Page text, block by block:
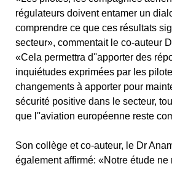
régulateurs doivent entamer un
comprendre ce que ces résultats
secteur», commentait le co-auteur
«Cela permettra d''apporter des
inquiétudes exprimées par les
changements à apporter pour
sécurité positive dans le secteur,
que l''aviation européenne reste
Son collège et co-auteur, le Dr
également affirmé: «Notre étude ne